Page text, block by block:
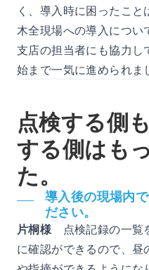
く、導入時に困ったこ
木全現場への導入につい
支店の担当者にも協力し
始まで一気に進められま
点検する側
する側はも
た。
導入後の現場内
ださい。
片桐様点検記録の一覧
に確認ができるので、